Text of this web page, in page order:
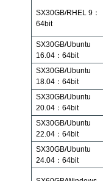
SX30GB/RHEL 9：
64bit
SX30GB/Ubuntu
16.04：64bit
SX30GB/Ubuntu
18.04：64bit
SX30GB/Ubuntu
20.04：64bit
SX30GB/Ubuntu
22.04：64bit
SX30GB/Ubuntu
24.04：64bit